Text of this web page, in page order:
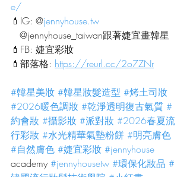
e/
💄IG: @jennyhouse.tw
   @jennyhouse_taiwan跟著婕宜畫韓星
💄FB: 婕宜彩妝
💄部落格: https://reurl.cc/2o7ZNr
#韓星美妝 #韓星妝髮造型 #烤土司妝
#2026暖色調妝 #乾淨透明復古氣質 #
約會妝 #攝影妝 #派對妝 #2026春夏流
行彩妝 #水光精華氣墊粉餅 #明亮膚色
#自然膚色 #婕宜彩妝 #jennyhouse
academy #jennyhousetw #環保化妝品 #